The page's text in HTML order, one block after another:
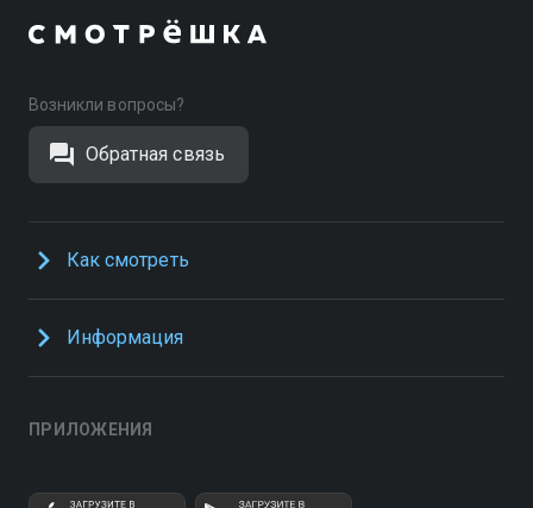
Возникли вопросы?
Обратная связь
Как смотреть
Информация
ПРИЛОЖЕНИЯ